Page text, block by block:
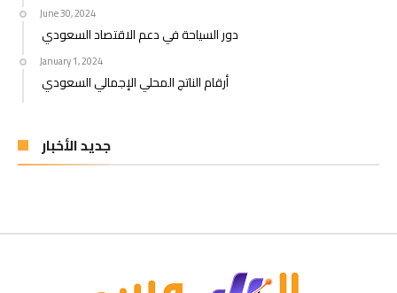
June 30, 2024
دور السياحة في دعم الاقتصاد السعودي
January 1, 2024
أرقام الناتج المحلي الإجمالي السعودي
جديد الأخبار